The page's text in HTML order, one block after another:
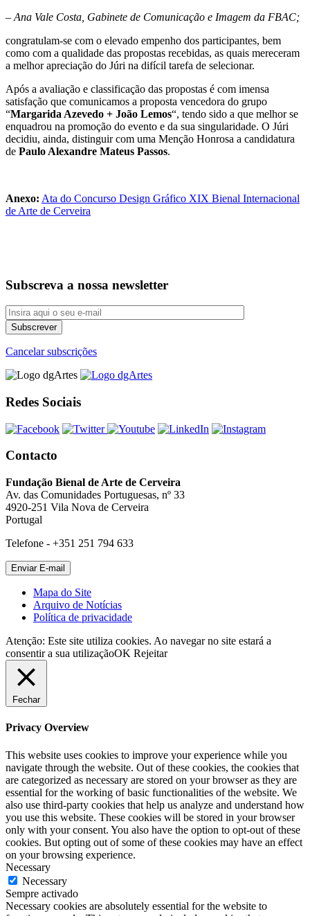
– Ana Vale Costa, Gabinete de Comunicação e Imagem da FBAC;
congratulam-se com o elevado empenho dos participantes, bem
como com a qualidade das propostas recebidas, as quais mereceram
a melhor apreciação do Júri na difícil tarefa de selecionar.
Após a avaliação e classificação das propostas é com imensa
satisfação que comunicamos a proposta vencedora do grupo
“Margarida Azevedo + João Lemos“, tendo sido a que melhor se
enquadrou na promoção do evento e da sua singularidade. O Júri
decidiu, ainda, distinguir com uma Menção Honrosa a candidatura
de Paulo Alexandre Mateus Passos.
Anexo: Ata do Concurso Design Gráfico XIX Bienal Internacional
de Arte de Cerveira
Subscreva a nossa newsletter
Cancelar subscrições
Redes Sociais
Contacto
Fundação Bienal de Arte de Cerveira
Av. das Comunidades Portuguesas, nº 33
4920-251 Vila Nova de Cerveira
Portugal
Telefone - +351 251 794 633
Mapa do Site
Arquivo de Notícias
Política de privacidade
Atenção: Este site utiliza cookies. Ao navegar no site estará a
consentir a sua utilizaçãoOK Rejeitar
Fechar
Privacy Overview
This website uses cookies to improve your experience while you
navigate through the website. Out of these cookies, the cookies that
are categorized as necessary are stored on your browser as they are
essential for the working of basic functionalities of the website. We
also use third-party cookies that help us analyze and understand how
you use this website. These cookies will be stored in your browser
only with your consent. You also have the option to opt-out of these
cookies. But opting out of some of these cookies may have an effect
on your browsing experience.
Necessary
Necessary
Sempre activado
Necessary cookies are absolutely essential for the website to